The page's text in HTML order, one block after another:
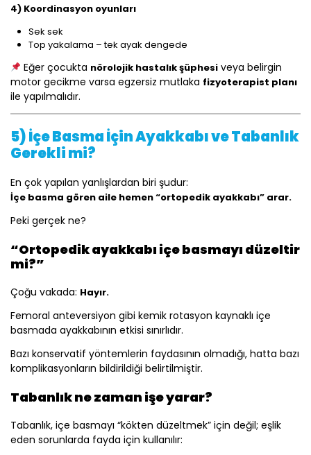
4) Koordinasyon oyunları
Sek sek
Top yakalama – tek ayak dengede
Eğer çocukta nörolojik hastalık şüphesiveya belirgin
motor gecikme varsa egzersiz mutlaka fizyoterapist planı
ile yapılmalıdır.
5) İçe Basma İçin Ayakkabı ve Tabanlık
Gerekli mi?
En çok yapılan yanlışlardan biri şudur:
İçe basma gören aile hemen “ortopedik ayakkabı” arar.
Peki gerçek ne?
“Ortopedik ayakkabı içe basmayı düzeltir
mi?”
Çoğu vakada: Hayır.
Femoral anteversiyon gibi kemik rotasyon kaynaklı içe
basmada ayakkabının etkisi sınırlıdır.
Bazı konservatif yöntemlerin faydasının olmadığı, hatta bazı
komplikasyonların bildirildiği belirtilmiştir.
Tabanlık ne zaman işe yarar?
Tabanlık, içe basmayı “kökten düzeltmek” için değil; eşlik
eden sorunlarda fayda için kullanılır: